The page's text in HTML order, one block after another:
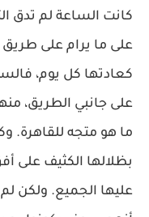
كانت الساعة لم تدق
على ما يرام على
كعادتها كل يوم،
على جانبي الطريق،
ما هو متجه للقاهرة.
بظلالها الكثيف على
عليها الجميع. ولكن